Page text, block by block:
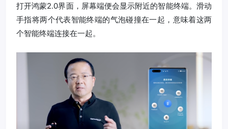
打开鸿蒙2.0界面，屏幕端便会显示附近的智能终端。滑动
手指将两个代表智能终端的气泡碰撞在一起，意味着这两
个智能终端连接在一起。